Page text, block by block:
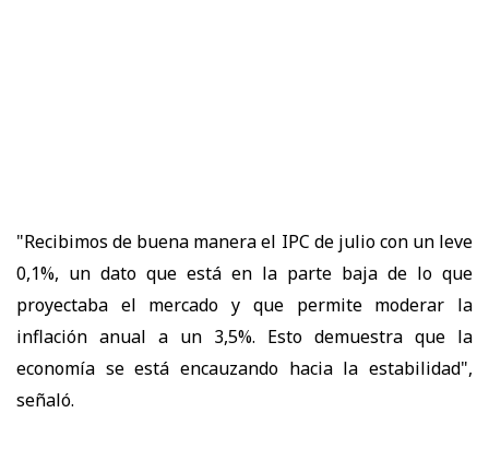
"Recibimos de buena manera el IPC de julio con un leve
0,1%, un dato que está en la parte baja de lo que
proyectaba el mercado y que permite moderar la
inflación anual a un 3,5%. Esto demuestra que la
economía se está encauzando hacia la estabilidad",
señaló.